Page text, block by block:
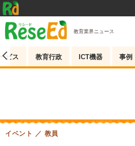
教育業界ニュース
ビス 教育行政 ICT機器 事例
イベント 教員